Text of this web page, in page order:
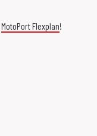
MotoPort Flexplan!